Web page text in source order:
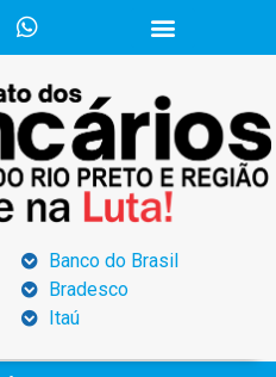
Banco do Brasil
Bradesco
Itaú